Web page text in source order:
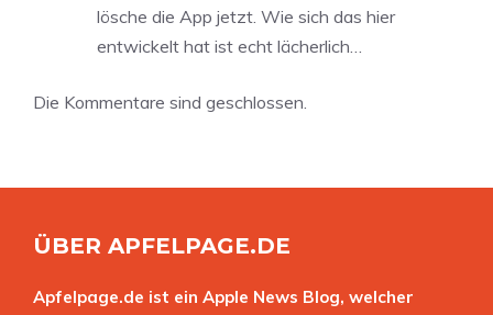
lösche die App jetzt. Wie sich das hier
entwickelt hat ist echt lächerlich…
Die Kommentare sind geschlossen.
ÜBER APFELPAGE.DE
Apfelpage.de ist ein Apple News Blog, welcher